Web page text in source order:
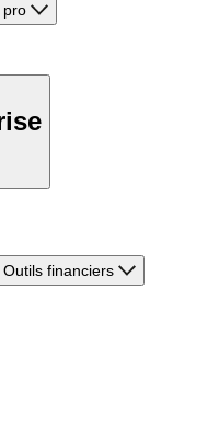
pro
Outils financiers